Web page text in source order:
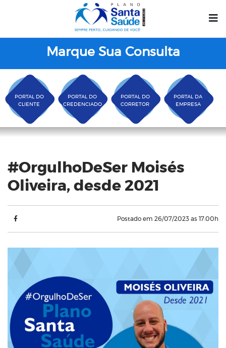
Marque Sua Consulta
PORTAL DO
CLIENTE
PORTAL DO
CREDENCIADO
PORTAL DO
CORRETOR
PORTAL DA
EMPRESA
Blog
#OrgulhoDeSer Moisés
Oliveira, desde 2021
Postado em 26/07/2023 as 17:00h